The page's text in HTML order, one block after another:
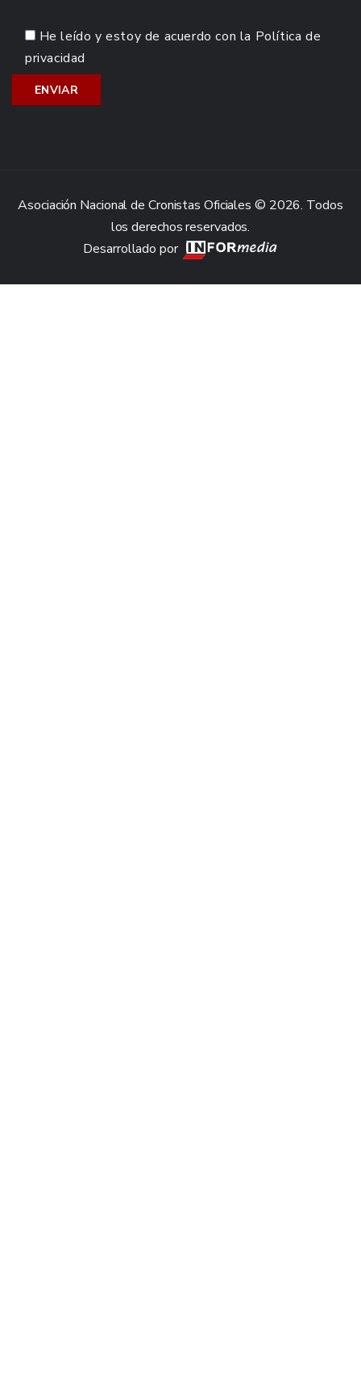
He leído y estoy de acuerdo con la Política de
privacidad
Asociación Nacional de Cronistas Oficiales © 2026. Todos
los derechos reservados.
Desarrollado por